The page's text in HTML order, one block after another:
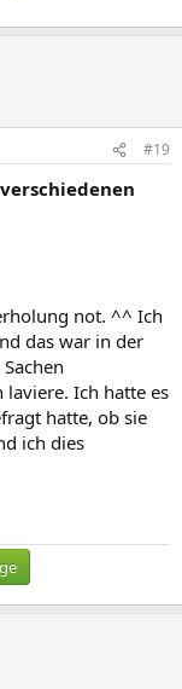
#19
not. ^^ Ich
das war in der
laviere. Ich hatte es
hatte, ob sie
ich dies